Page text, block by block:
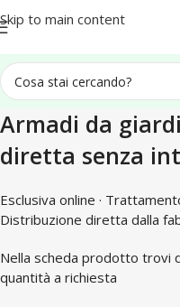
Skip to main content
Armadi da
diretta senza
Esclusiva online ·
Distribuzione diretta dalla
Nella scheda prodotto trovi
quantità a richiesta